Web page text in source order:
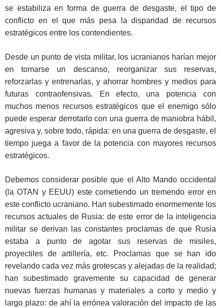
se estabiliza en forma de guerra de desgaste, el tipo de
conflicto en el que más pesa la disparidad de recursos
estratégicos entre los contendientes.
Desde un punto de vista militar, los ucranianos harían mejor
en tomarse un descanso, reorganizar sus reservas,
reforzarlas y entrenarlas, y ahorrar hombres y medios para
futuras contraofensivas. En efecto, una potencia con
muchos menos recursos estratégicos que el enemigo sólo
puede esperar derrotarlo con una guerra de maniobra hábil,
agresiva y, sobre todo, rápida: en una guerra de desgaste, el
tiempo juega a favor de la potencia con mayores recursos
estratégicos.
Debemos considerar posible que el Alto Mando occidental
(la OTAN y EEUU) este cometiendo un tremendo error en
este conflicto ucraniano. Han subestimado enormemente los
recursos actuales de Rusia: de este error de la inteligencia
militar se derivan las constantes proclamas de que Rusia
estaba a punto de agotar sus reservas de misiles,
proyectiles de artillería, etc. Proclamas que se han ido
revelando cada vez más grotescas y alejadas de la realidad;
han subestimado gravemente su capacidad de generar
nuevas fuerzas humanas y materiales a corto y medio y
largo plazo: de ahí la errónea valoración del impacto de las